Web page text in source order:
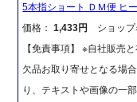
5本指ショート ＤＭ便 ヒ
価格：1,433円
ショップ
【免責事項】 ※自社販売
欠品お取り寄せとなる場
り、テキストや画像の一